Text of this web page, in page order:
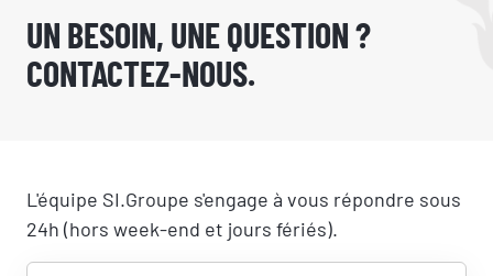
UN BESOIN, UNE QUESTION ?
CONTACTEZ-NOUS.
L'équipe SI.Groupe s'engage à vous répondre sous
24h (hors week-end et jours fériés).